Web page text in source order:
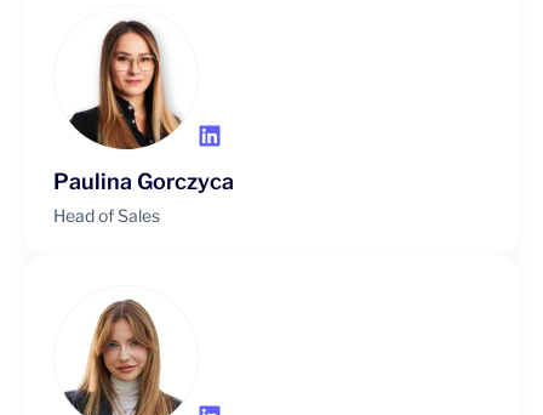
Paulina Gorczyca
Head of Sales